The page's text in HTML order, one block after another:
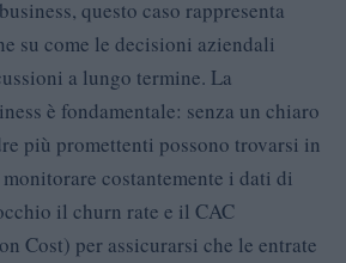
questo caso rappresenta
su come le decisioni aziendali
a lungo termine. La
è fondamentale: senza un chiaro
più promettenti possono trovarsi in
costantemente i dati di
il churn rate e il CAC
Cost) per assicurarsi che le entrate